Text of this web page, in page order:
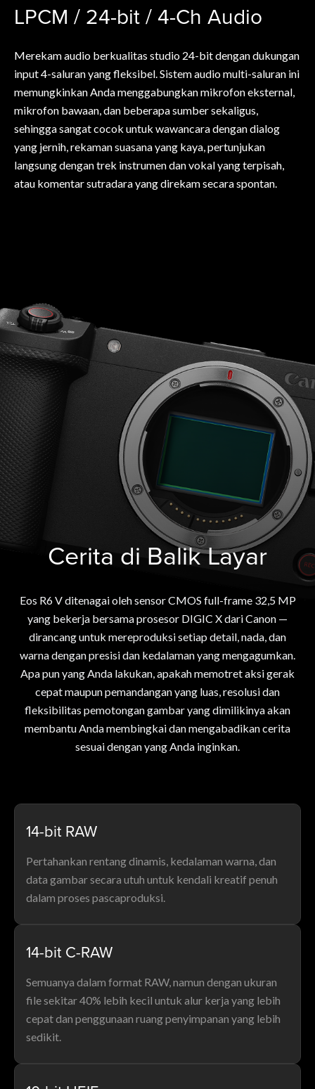
LPCM / 24-bit / 4-Ch Audio
Merekam audio berkualitas studio 24-bit dengan dukungan
input 4-saluran yang fleksibel. Sistem audio multi-saluran ini
memungkinkan Anda menggabungkan mikrofon eksternal,
mikrofon bawaan, dan beberapa sumber sekaligus,
sehingga sangat cocok untuk wawancara dengan dialog
yang jernih, rekaman suasana yang kaya, pertunjukan
langsung dengan trek instrumen dan vokal yang terpisah,
atau komentar sutradara yang direkam secara spontan.
Cerita di Balik Layar
Eos R6 V ditenagai oleh sensor CMOS full-frame 32,5 MP
yang bekerja bersama prosesor DIGIC X dari Canon —
dirancang untuk mereproduksi setiap detail, nada, dan
warna dengan presisi dan kedalaman yang mengagumkan.
Apa pun yang Anda lakukan, apakah memotret aksi gerak
cepat maupun pemandangan yang luas, resolusi dan
fleksibilitas pemotongan gambar yang dimilikinya akan
membantu Anda membingkai dan mengabadikan cerita
sesuai dengan yang Anda inginkan.
14-bit RAW
Pertahankan rentang dinamis, kedalaman warna, dan
data gambar secara utuh untuk kendali kreatif penuh
dalam proses pascaproduksi.
14-bit C-RAW
Semuanya dalam format RAW, namun dengan ukuran
file sekitar 40% lebih kecil untuk alur kerja yang lebih
cepat dan penggunaan ruang penyimpanan yang lebih
sedikit.